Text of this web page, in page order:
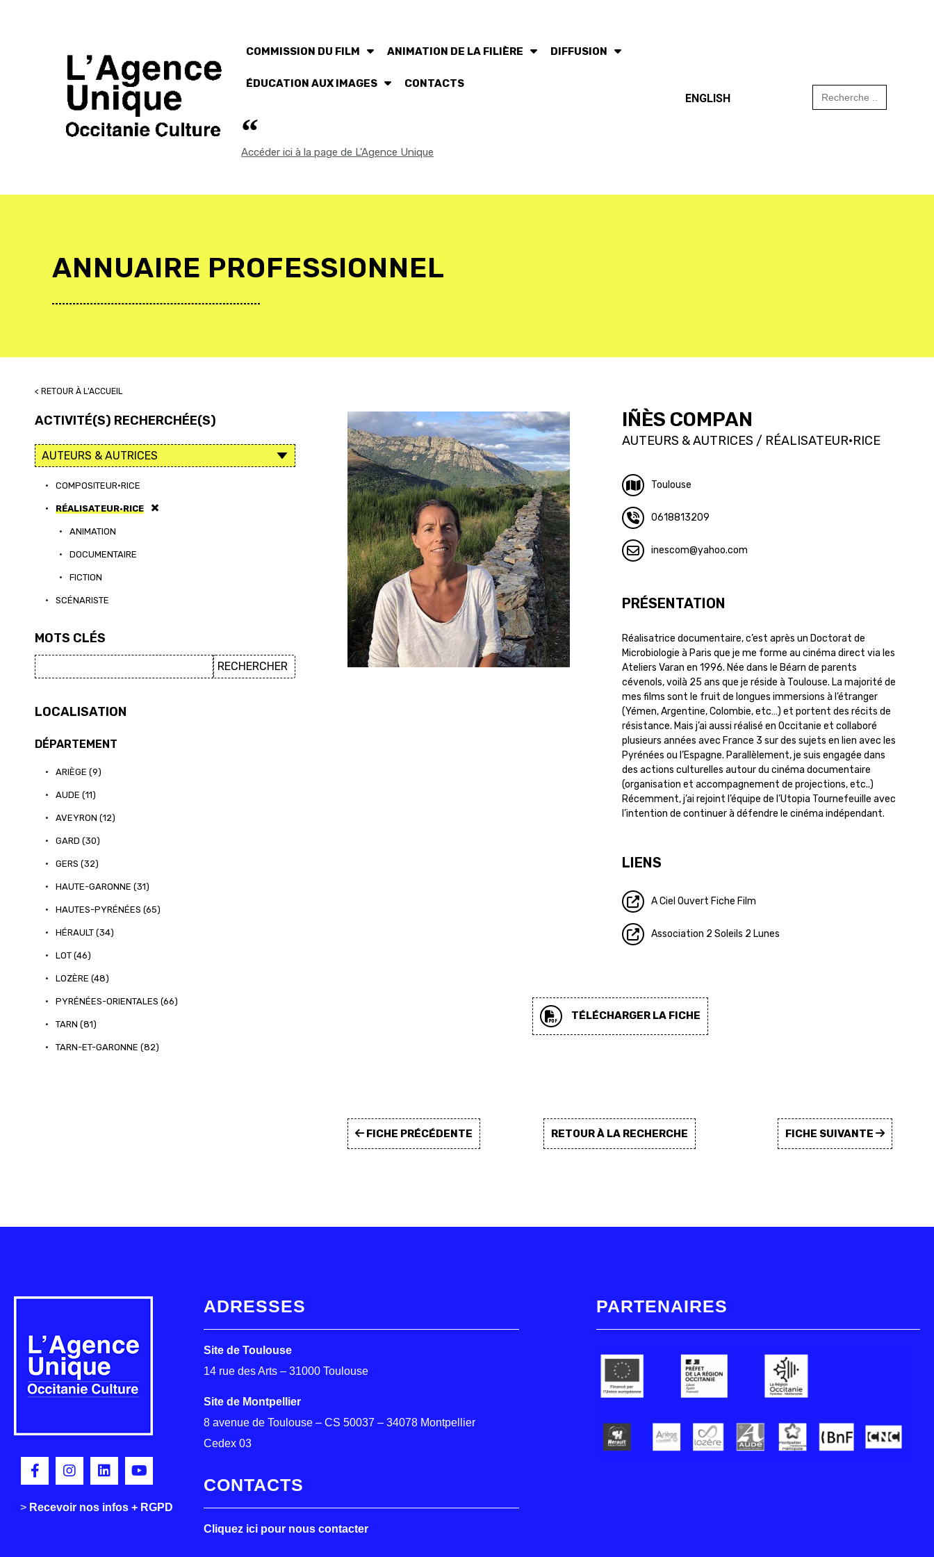
COMMISSION DU FILM ANIMATION DE LA FILIÈRE DIFFUSION
ÉDUCATION AUX IMAGES CONTACTS
Accéder ici à la page de L'Agence Unique
ENGLISH
Search
for:
ANNUAIRE PROFESSIONNEL
< RETOUR À L'ACCUEIL
ACTIVITÉ(S) RECHERCHÉE(S)
• COMPOSITEUR·RICE
• RÉALISATEUR·RICE
• ANIMATION
• DOCUMENTAIRE
• FICTION
• SCÉNARISTE
MOTS CLÉS
LOCALISATION
DÉPARTEMENT
• ARIÈGE (9)
• AUDE (11)
• AVEYRON (12)
• GARD (30)
• GERS (32)
• HAUTE-GARONNE (31)
• HAUTES-PYRÉNÉES (65)
• HÉRAULT (34)
• LOT (46)
• LOZÈRE (48)
• PYRÉNÉES-ORIENTALES (66)
• TARN (81)
• TARN-ET-GARONNE (82)
IÑÈS COMPAN
AUTEURS & AUTRICES / RÉALISATEUR·RICE
Toulouse
0618813209
inescom yahoo.com
PRÉSENTATION
Réalisatrice documentaire, c’est après un Doctorat de
Microbiologie à Paris que je me forme au cinéma direct via les
Ateliers Varan en 1996. Née dans le Béarn de parents
cévenols, voilà 25 ans que je réside à Toulouse. La majorité de
mes films sont le fruit de longues immersions à l’étranger
(Yémen, Argentine, Colombie, etc…) et portent des récits de
résistance. Mais j’ai aussi réalisé en Occitanie et collaboré
plusieurs années avec France 3 sur des sujets en lien avec les
Pyrénées ou l’Espagne. Parallèlement, je suis engagée dans
des actions culturelles autour du cinéma documentaire
(organisation et accompagnement de projections, etc..)
Récemment, j’ai rejoint l’équipe de l’Utopia Tournefeuille avec
l’intention de continuer à défendre le cinéma indépendant.
LIENS
A Ciel Ouvert Fiche Film
Association 2 Soleils 2 Lunes
TÉLÉCHARGER LA FICHE
FICHE PRÉCÉDENTE RETOUR À LA RECHERCHE FICHE SUIVANTE
> Recevoir nos infos + RGPD
ADRESSES
Site de Toulouse
14 rue des Arts – 31000 Toulouse
Site de Montpellier
8 avenue de Toulouse – CS 50037 – 34078 Montpellier
Cedex 03
CONTACTS
Cliquez ici pour nous contacter
PARTENAIRES